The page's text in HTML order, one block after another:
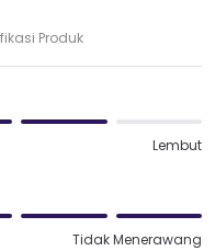
Produk
Lembut
Tidak Menerawang